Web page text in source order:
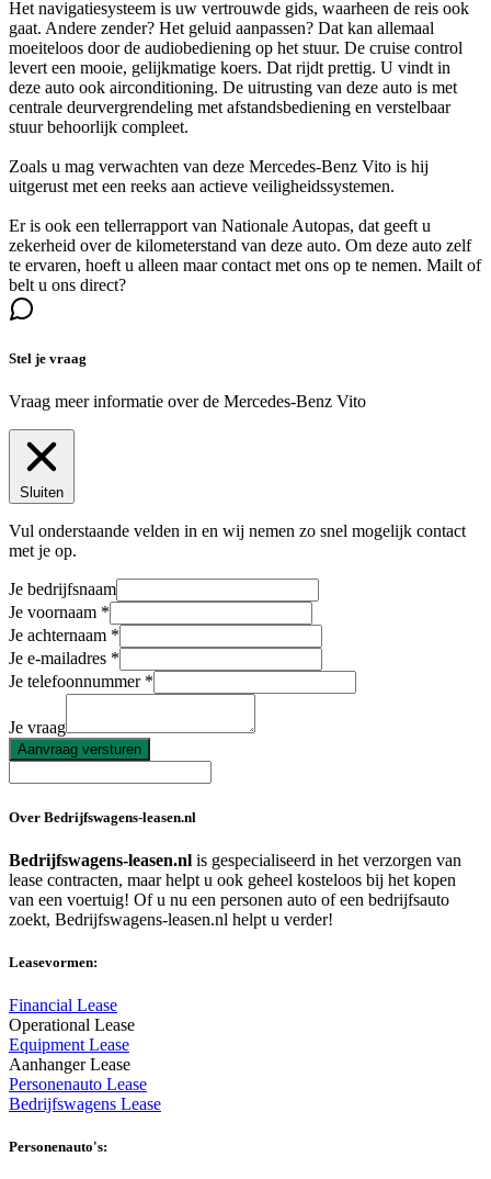
Het navigatiesysteem is uw vertrouwde gids, waarheen de reis ook
gaat. Andere zender? Het geluid aanpassen? Dat kan allemaal
moeiteloos door de audiobediening op het stuur. De cruise control
levert een mooie, gelijkmatige koers. Dat rijdt prettig. U vindt in
deze auto ook airconditioning. De uitrusting van deze auto is met
centrale deurvergrendeling met afstandsbediening en verstelbaar
stuur behoorlijk compleet.
Zoals u mag verwachten van deze Mercedes-Benz Vito is hij
uitgerust met een reeks aan actieve veiligheidssystemen.
Er is ook een tellerrapport van Nationale Autopas, dat geeft u
zekerheid over de kilometerstand van deze auto. Om deze auto zelf
te ervaren, hoeft u alleen maar contact met ons op te nemen. Mailt of
belt u ons direct?
Stel je vraag
Vraag meer informatie over de Mercedes-Benz Vito
Sluiten
Vul onderstaande velden in en wij nemen zo snel mogelijk contact
met je op.
Je bedrijfsnaam
Je voornaam
Je achternaam
Je e-mailadres
Je telefoonnummer
Je vraag
Aanvraag versturen
Over Bedrijfswagens-leasen.nl
Bedrijfswagens-leasen.nl is gespecialiseerd in het verzorgen van
lease contracten, maar helpt u ook geheel kosteloos bij het kopen
van een voertuig! Of u nu een personen auto of een bedrijfsauto
zoekt, Bedrijfswagens-leasen.nl helpt u verder!
Leasevormen:
Financial Lease
Operational Lease
Equipment Lease
Aanhanger Lease
Personenauto Lease
Bedrijfswagens Lease
Personenauto's: